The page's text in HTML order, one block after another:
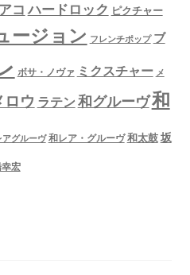
コ ハードロック ピクチャー
ージョン フレンチポップ ブ
ボサ・ノヴァ ミクスチャー メ
ロウ ラテン 和グルーヴ和
アグルーヴ 和レア・グルーヴ 和太鼓坂
宏